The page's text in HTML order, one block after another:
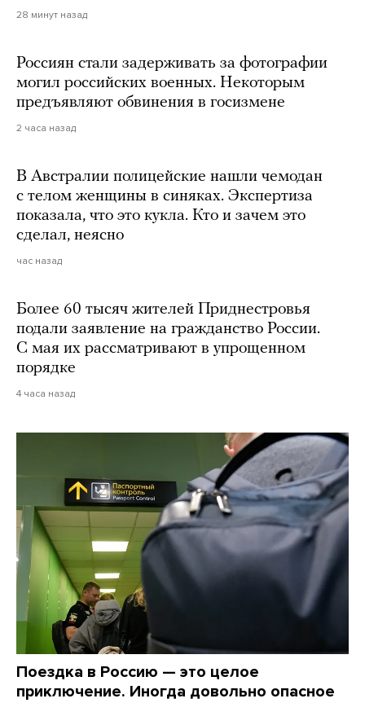
28 минут назад
Россиян стали задерживать за фотографии
могил российских военных. Некоторым
предъявляют обвинения в госизмене
2 часа назад
В Австралии полицейские нашли чемодан
с телом женщины в синяках. Экспертиза
показала, что это кукла. Кто и зачем это
сделал, неясно
час назад
Более 60 тысяч жителей Приднестровья
подали заявление на гражданство России.
С мая их рассматривают в упрощенном
порядке
4 часа назад
Поездка в Россию — это целое
приключение. Иногда довольно опасное